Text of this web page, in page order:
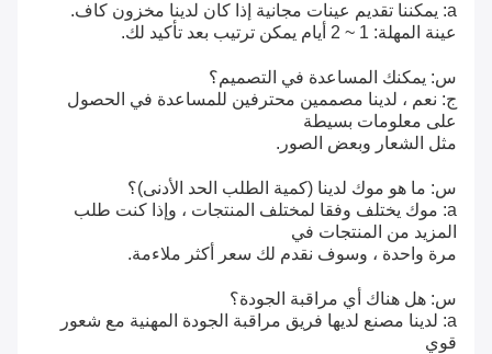
a: يمكننا تقديم عينات مجانية إذا كان لدينا مخزون كاف.
عينة المهلة: 1 ~ 2 أيام يمكن ترتيب بعد تأكيد لك.
س: يمكنك المساعدة في التصميم؟
ج: نعم ، لدينا مصممين محترفين للمساعدة في الحصول
على معلومات بسيطة
مثل الشعار وبعض الصور.
س: ما هو موك لدينا (كمية الطلب الحد الأدنى)؟
a: موك يختلف وفقا لمختلف المنتجات ، وإذا كنت طلب
المزيد من المنتجات في
مرة واحدة ، وسوف نقدم لك سعر أكثر ملاءمة.
س: هل هناك أي مراقبة الجودة؟
a: لدينا مصنع لديها فريق مراقبة الجودة المهنية مع شعور
قوي